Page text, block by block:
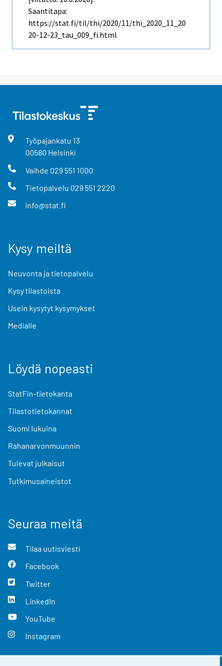
Saantitapa:
https://stat.fi/til/thi/2020/11/thi_2020_11_20
20-12-23_tau_009_fi.html
Työpajankatu 13
00580 Helsinki
Vaihde 029 551 1000
Tietopalvelu 029 551 2220
info@stat.fi
Kysy meiltä
Neuvonta ja tietopalvelu
Kysy tilastoista
Usein kysytyt kysymykset
Medialle
Löydä nopeasti
StatFin-tietokanta
Tilastotietokannat
Suomi lukuina
Rahanarvonmuunnin
Tulevat julkaisut
Tutkimusaineistot
Seuraa meitä
Tilaa uutisviesti
Facebook
Twitter
LinkedIn
YouTube
Instagram